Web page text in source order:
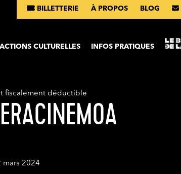
BILLETTERIE À PROPOS BLOG
ACTIONS CULTURELLES INFOS PRATIQUES
fiscalement déductible
mars 2024